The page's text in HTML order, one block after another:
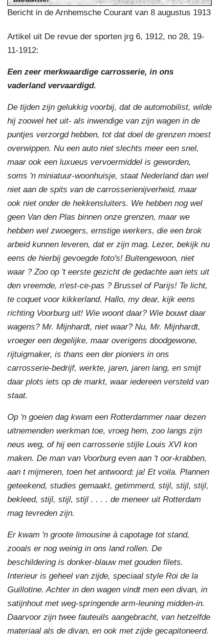
Bericht in de Arnhemsche Courant van 8 augustus 1913
Artikel uit De revue der sporten jrg 6, 1912, no 28, 19-
11-1912:
Een zeer merkwaardige carrosserie, in ons
vaderland vervaardigd.
De tijden zijn gelukkig voorbij, dat de automobilist, wilde
hij zoowel het uit- als inwendige van zijn wagen in de
puntjes verzorgd hebben, tot dat doel de grenzen moest
overwippen. Nu een auto niet slechts meer een snel,
maar ook een luxueus vervoermiddel is geworden,
soms 'n miniatuur-woonhuisje, staat Nederland dan wel
niet aan de spits van de carrosserienijverheid, maar
ook niet onder de hekkensluiters. We hebben nog wel
geen Van den Plas binnen onze grenzen, maar we
hebben wel zwoegers, ernstige werkers, die een brok
arbeid kunnen leveren, dat er zijn mag. Lezer, bekijk nu
eens de hierbij gevoegde foto's! Buitengewoon, niet
waar ? Zoo op 't eerste gezicht de gedachte aan iets uit
den vreemde, n'est-ce-pas ? Brussel of Parijs! Te licht,
te coquet voor kikkerland. Hallo, my dear, kijk eens
richting Voorburg uit! Wie woont daar? Wie bouwt daar
wagens? Mr. Mijnhardt, niet waar? Nu, Mr. Mijnhardt,
vroeger een degelijke, maar overigens doodgewone,
rijtuigmaker, is thans een der pioniers in ons
carrosserie-bedrijf, werkte, jaren, jaren lang, en smijt
daar plots iets op de markt, waar iedereen versteld van
staat.
Op 'n goeien dag kwam een Rotterdammer naar dezen
uitnemenden werkman toe, vroeg hem, zoo langs zijn
neus weg, of hij een carrosserie stijle Louis XVI kon
maken. De man van Voorburg even aan 't oor-krabben,
aan t mijmeren, toen het antwoord: ja! Et voila. Plannen
geteekend, studies gemaakt, getimmerd, stijl, stijl, stijl,
bekleed, stijl, stijl, stijl . . . . de meneer uit Rotterdam
mag tevreden zijn.
Er kwam 'n groote limousine à capotage tot stand,
zooals er nog weinig in ons land rollen. De
beschildering is donker-blauw met gouden filets.
Interieur is geheel van zijde, speciaal style Roi de la
Guillotine. Achter in den wagen vindt men een divan, in
satijnhout met weg-springende arm-leuning midden-in.
Daarvoor zijn twee fauteuils aangebracht, van hetzelfde
materiaal als de divan, en ook met zijde gecapitoneerd.